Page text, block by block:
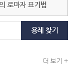
로마자 표기법
용례 찾기
더 보기 +